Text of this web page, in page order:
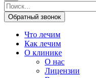
Поисковый
запрос
Обратный звонок
Что лечим
Как лечим
О клинике
О нас
Лицензии